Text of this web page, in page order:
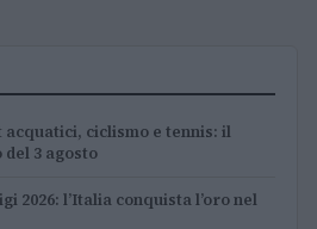
ciclismo e tennis: il
3 agosto
2026: l’Italia conquista l’oro nel